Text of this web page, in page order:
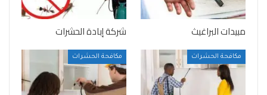
مبيدات البراغيث شركة إبادة الحشرات
مكافحة الحشرات مكافحة الحشرات